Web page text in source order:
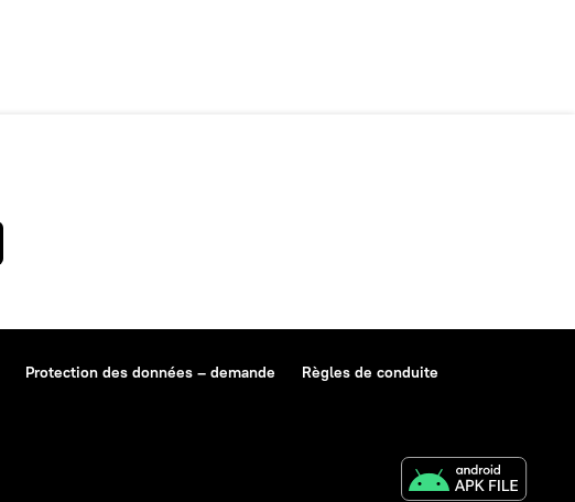
Protection des données – demande
Règles de conduite